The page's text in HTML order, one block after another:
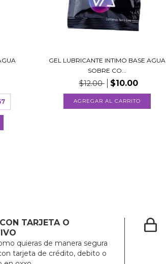
GEL LUBRICANTE INTIMO BASE AGUA
SOBRE CO...
$12.00 $10.00
TARJETA O
quieras de manera segura
tarjeta de crédito, debito o